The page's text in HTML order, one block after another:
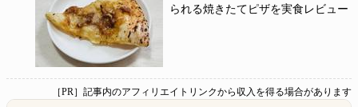
られる焼きたてピザを実食レビュー
［PR］記事内のアフィリエイトリンクから収入を得る場合があります